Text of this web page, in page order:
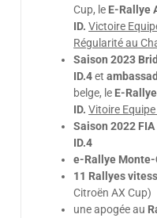
Cup, le E-Rallye
ID.Victoire
Régularité au
Saison 2023
ID.4et
belge, le E-
ID.Vitoire
Saison 2022 FIA
ID.4
e-Rallye Monte-
11 Rallyes
Citroën AX Cup)
une apogée au